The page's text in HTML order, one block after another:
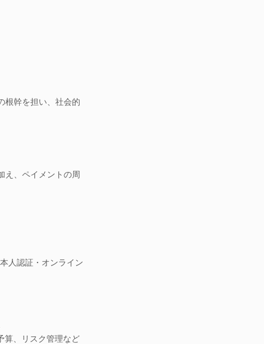
根幹を担い、社会的
え、ペイメントの周
人認証・オンライン
算、リスク管理など